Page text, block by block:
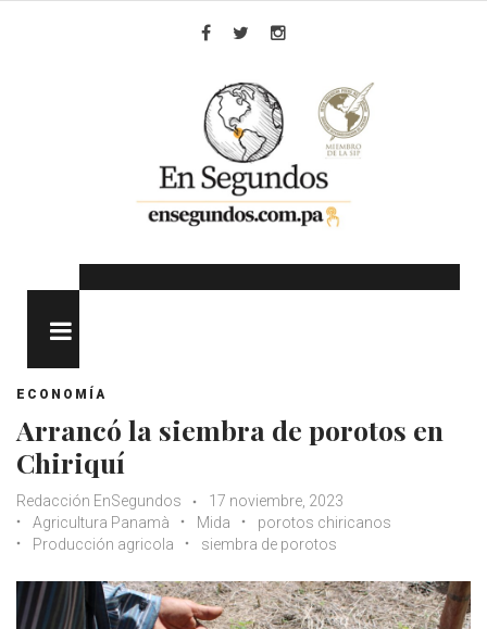
ECONOMÍA
Arrancó la siembra de porotos en
Chiriquí
Redacción EnSegundos
17 noviembre, 2023
Agricultura Panamà
Mida
porotos chiricanos
Producción agricola
siembra de porotos